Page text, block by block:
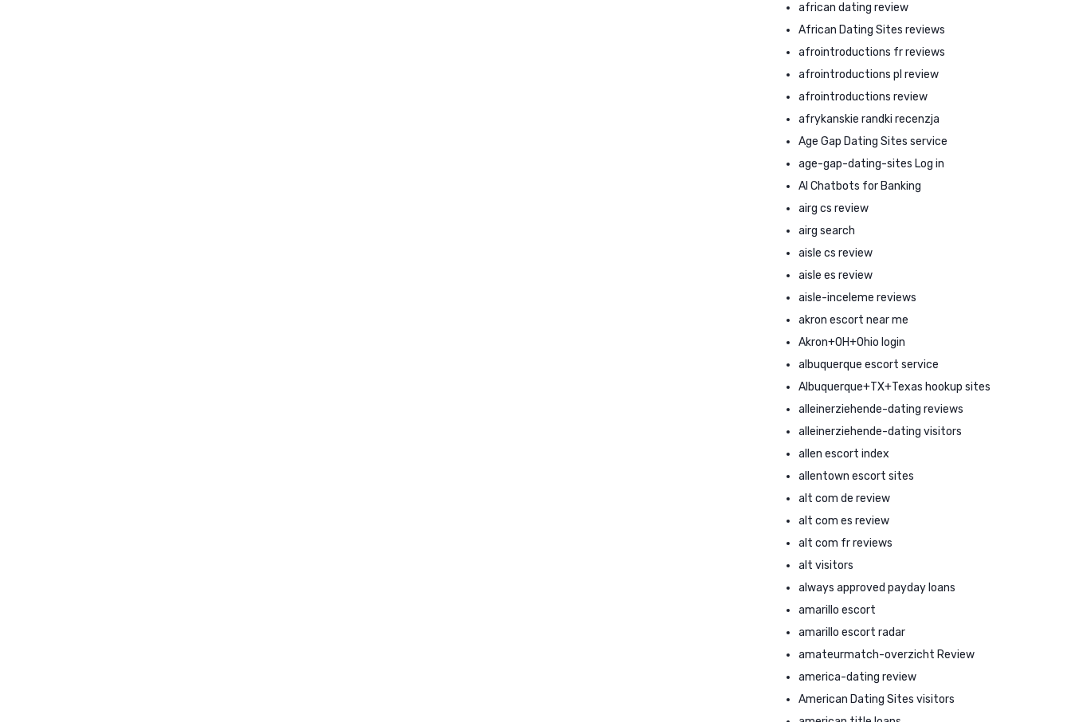
african dating review
African Dating Sites reviews
afrointroductions fr reviews
afrointroductions pl review
afrointroductions review
afrykanskie randki recenzja
Age Gap Dating Sites service
age-gap-dating-sites Log in
AI Chatbots for Banking
airg cs review
airg search
aisle cs review
aisle es review
aisle-inceleme reviews
akron escort near me
Akron+OH+Ohio login
albuquerque escort service
Albuquerque+TX+Texas hookup sites
alleinerziehende-dating reviews
alleinerziehende-dating visitors
allen escort index
allentown escort sites
alt com de review
alt com es review
alt com fr reviews
alt visitors
always approved payday loans
amarillo escort
amarillo escort radar
amateurmatch-overzicht Review
america-dating review
American Dating Sites visitors